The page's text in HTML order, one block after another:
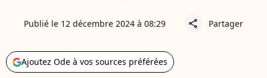
Publié le 12 décembre 2024 à 08:29 share Partager
Ajoutez Ode à vos sources préférées